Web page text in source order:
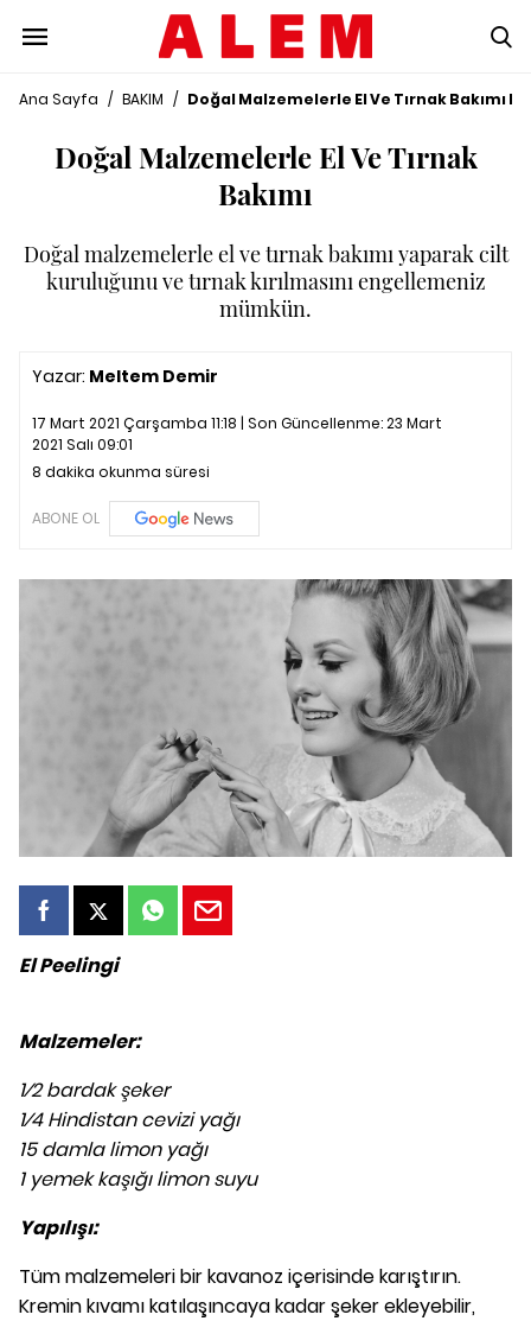
Ana Sayfa / BAKIM / Doğal Malzemelerle El Ve Tırnak Bakımı
Doğal Malzemelerle El Ve Tırnak
Bakımı
Doğal malzemelerle el ve tırnak bakımı yaparak cilt
kuruluğunu ve tırnak kırılmasını engellemeniz
mümkün.
Yazar: Meltem Demir
17 Mart 2021 Çarşamba 11:18 | Son Güncellenme:23 Mart
2021 Salı 09:01
8 dakika okunma süresi
ABONE OL
El Peelingi
Malzemeler:
1⁄2 bardak şeker
1⁄4 Hindistan cevizi yağı
15 damla limon yağı
1 yemek kaşığı limon suyu
Yapılışı:
Tüm malzemeleri bir kavanoz içerisinde karıştırın.
Kremin kıvamı katılaşıncaya kadar şeker ekleyebilir,